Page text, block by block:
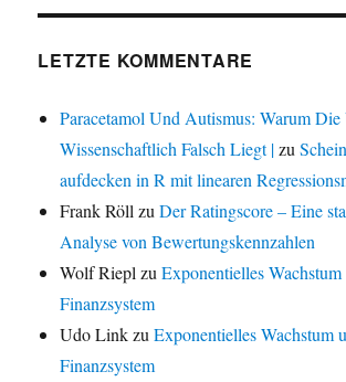
LETZTE KOMMENTARE
Paracetamol Und Autismus: Warum
Wissenschaftlich Falsch Liegt |zu
aufdecken in R mit linearen
Frank Röll zuDer Ratingscore – Eine
Analyse von Bewertungskennzahlen
Wolf Riepl zuExponentielles Wachstum
Finanzsystem
Udo LinkzuExponentielles Wachstum
Finanzsystem